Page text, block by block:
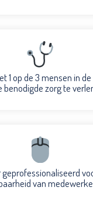
1 op de 3 mensen in
benodigde zorg te
van